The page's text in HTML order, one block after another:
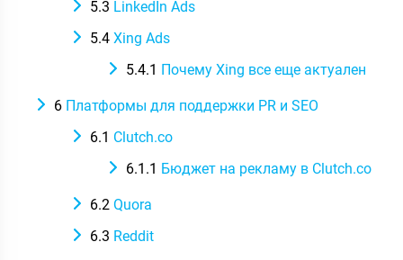
5.3 LinkedIn Ads
5.4 Xing Ads
5.4.1 Почему Xing все еще актуален
6 Платформы для поддержки PR и SEO
6.1 Clutch.co
6.1.1 Бюджет на рекламу в Clutch.co
6.2 Quora
6.3 Reddit